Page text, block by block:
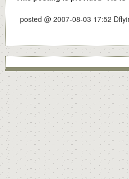
posted @ 2007-08-03 17:52